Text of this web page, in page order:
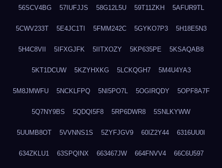
56SCV4BG 57IUFJJS 58G12L5U 59T11ZKH 5AFUR9TL
5CWV233T 5E4JC1TI 5FMM242C 5GYKO7P3 5H18E5N3
5H4C8VII 5IFXGJFK 5IITXOZY 5KP635PE 5KSAQAB8
5KT1DCUW 5KZYHXKG 5LCKQGH7 5M4U4YA3
5M8JMWFU 5NCKLFPQ 5NI5PO7L 5OGIRQDY 5OPF8A7F
5Q7NY9BS 5QDQI5F8 5RP6DWR8 5SNLKYWW
5UUMB8OT 5VVNNS1S 5ZYFJGV9 60IZ2Y44 6316UU0I
634ZKLU1 63SPQINX 663467JW 664FNVV4 66C6U597